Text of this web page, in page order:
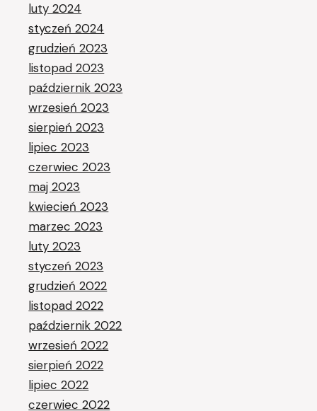
luty 2024
styczeń 2024
grudzień 2023
listopad 2023
październik 2023
wrzesień 2023
sierpień 2023
lipiec 2023
czerwiec 2023
maj 2023
kwiecień 2023
marzec 2023
luty 2023
styczeń 2023
grudzień 2022
listopad 2022
październik 2022
wrzesień 2022
sierpień 2022
lipiec 2022
czerwiec 2022